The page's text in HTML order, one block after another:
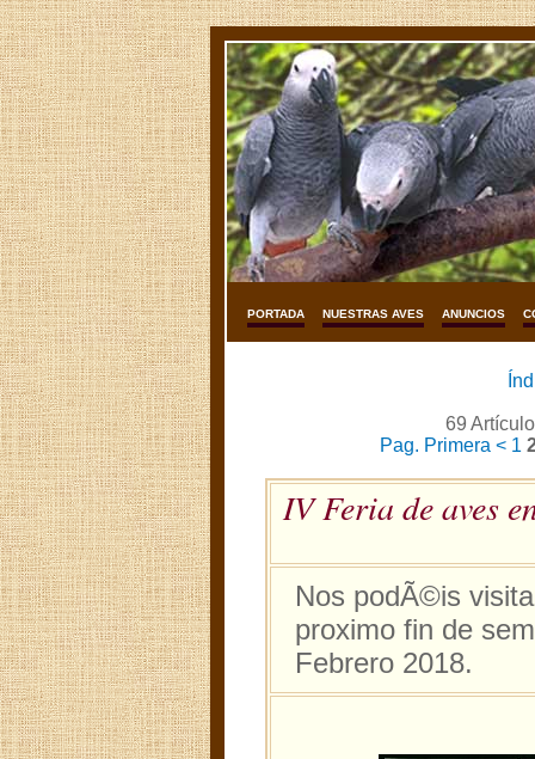
PORTADA NUESTRAS AVES ANUNCIOS
69
Pag. Primera < 1
IV Feria de aves
Nos podÃ©is
proximo fin de
Febrero 2018.